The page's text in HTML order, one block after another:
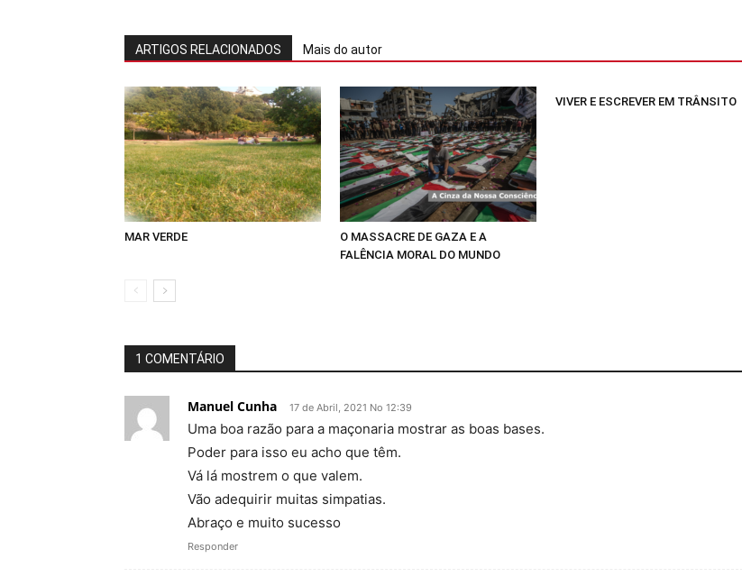
ARTIGOS RELACIONADOS Mais do autor
MAR VERDE
O MASSACRE DE GAZA E A
FALÊNCIA MORAL DO MUNDO
VIVER E ESCREVER EM TRÂNSITO
1 COMENTÁRIO
Manuel Cunha 17 de Abril, 2021 No 12:39
Uma boa razão para a maçonaria mostrar as boas bases.
Poder para isso eu acho que têm.
Vá lá mostrem o que valem.
Vão adequirir muitas simpatias.
Abraço e muito sucesso
Responder